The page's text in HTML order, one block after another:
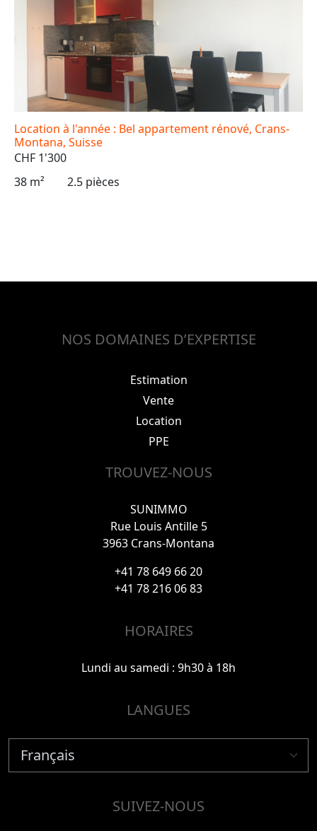
Location à l'année : Bel appartement rénové, Crans-
Montana, Suisse
CHF 1'300
38 m²
2.5 pièces
NOS DOMAINES D’EXPERTISE
Estimation
Vente
Location
PPE
TROUVEZ-NOUS
SUNIMMO
Rue Louis Antille 5
3963 Crans-Montana
+41 78 649 66 20
+41 78 216 06 83
HORAIRES
Lundi au samedi : 9h30 à 18h
LANGUES
SUIVEZ-NOUS